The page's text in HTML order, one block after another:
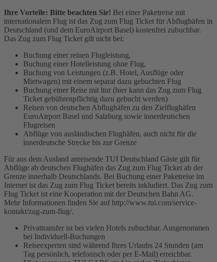
Ihre Vorteile: Bitte beachten Sie! Bei einer Paketreise mit
internationalem Flug ist das Zug zum Flug Ticket für Abflughäfen in
Deutschland (und dem EuroAirport Basel) kostenfrei zubuchbar.
Das Zug zum Flug Ticket gilt nicht bei:
Buchung einer reinen Flugleistung,
Buchung einer Hotelleistung ohne Flug,
Buchung von Leistungen (z.B. Hotel, Ausflüge oder
Mietwagen) mit einem separat dazu gebuchten Flug
Buchung einer Reise mit ltur (hier kann das Zug zum Flug
Ticket gebührenpflichtig dazu gebucht werden)
Reisen von deutschen Abflughäfen zu den Zielflughäfen
EuroAirport Basel und Salzburg sowie innerdeutschen
Flugreisen
Abflüge von ausländischen Flughäfen, auch nicht für die
innerdeutsche Strecke bis zur Grenze
Für aus dem Ausland anreisende TUI Deutschland Gäste gilt für
Abflüge ab deutschen Flughäfen das Zug zum Flug Ticket ab der
Grenze innerhalb Deutschlands. Bei Buchung einer Paketreise im
Internet ist das Zug zum Flug Ticket bereits inkludiert. Das Zug zum
Flug Ticket ist eine Kooperation mit der Deutschen Bahn AG.
Mehr Informationen finden Sie auf http://www.tui.com/service-
kontakt/zug-zum-flug/.
Privattransfer ist bei vielen Hotels zubuchbar. Ausgenommen
bei Individuell-Buchungen
Reiseexperten sind während Ihres Urlaubs 24 Stunden (am
Tag persönlich, telefonisch oder per E-Mail) erreichbar.